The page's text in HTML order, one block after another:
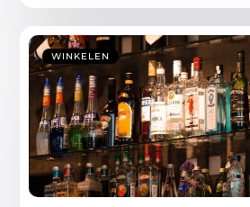
WINKELEN